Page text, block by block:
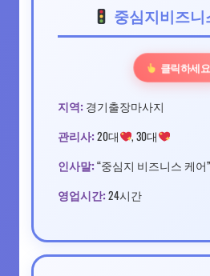
중심지비즈니
클릭하세
지역: 경기출장마사지
관리사: 20대 , 30대
인사말: “중심지 비즈니스 케어”
영업시간: 24시간